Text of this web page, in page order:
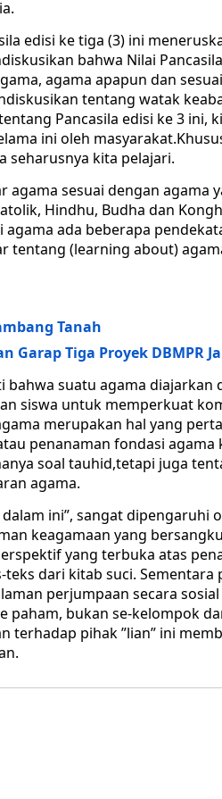
edisi ke tiga (3) ini
bahwa Nilai
agama apapun dan
tentang watak
Pancasila edisi ke 3 ini,
ini oleh
seharusnya kita pelajari.
agama sesuai dengan agama
Hindhu, Budha dan
ada beberapa
tentang (learning about)
Tanah
Garap Tiga Proyek DBMPR
bahwa suatu agama
siswa untuk memperkuat
merupakan hal yang
penanaman fondasi agama
soal tauhid,tetapi juga
agama.
ini”, sangat dipengaruhi
keagamaan yang
yang terbuka atas
dari kitab suci. Sementara
perjumpaan secara
paham, bukan se-kelompok
terhadap pihak ”lian” ini